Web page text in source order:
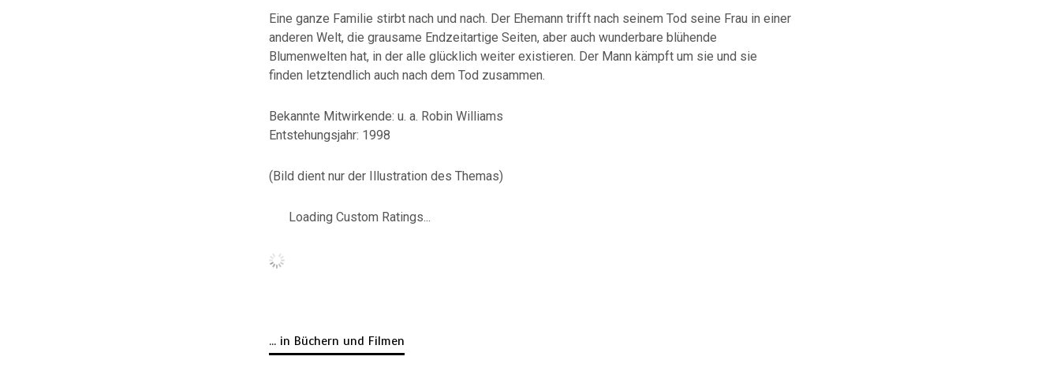
Eine ganze Familie stirbt nach und nach. Der Ehemann trifft nach seinem Tod seine Frau in einer
anderen Welt, die grausame Endzeitartige Seiten, aber auch wunderbare blühende
Blumenwelten hat, in der alle glücklich weiter existieren. Der Mann kämpft um sie und sie
finden letztendlich auch nach dem Tod zusammen.
Bekannte Mitwirkende: u. a. Robin Williams
Entstehungsjahr: 1998
(Bild dient nur der Illustration des Themas)
Loading Custom Ratings...
... in Büchern und Filmen